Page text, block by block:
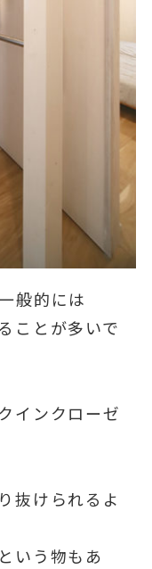
般的には
ことが多いで
インクローゼ
抜けられるよ
いう物もあ